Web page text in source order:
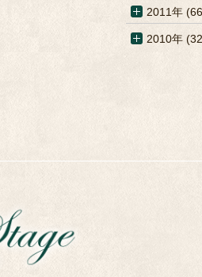
2011年
2010年